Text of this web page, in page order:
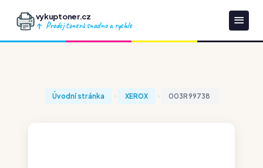
vykuptoner.cz
Prodej tonerů snadno a rychle
Úvodní stránka XEROX 003R99738